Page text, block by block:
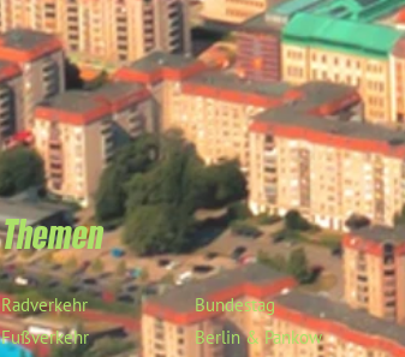
Themen
Radverkehr
Fußverkehr
Bundestag
Berlin & Pankow